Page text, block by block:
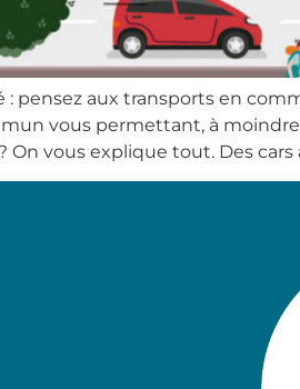
: pensez aux transports en
vous permettant, à
On vous explique tout. Des